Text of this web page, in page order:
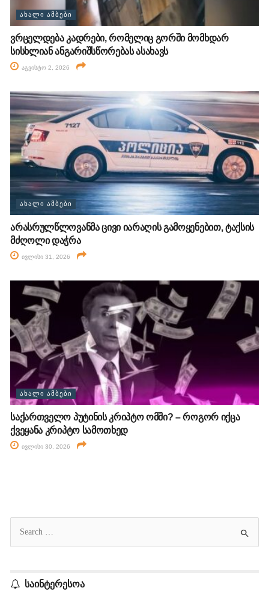
ᲐᲮᲐᲚᲘ ᲐᲛᲑᲔᲑᲘ
ვრცელდება კადრები, რომელიც გორში მომხდარ
სისხლიან ანგარიშსწორებას ასახავს
აგვისტო 2, 2026
ᲐᲮᲐᲚᲘ ᲐᲛᲑᲔᲑᲘ
არასრულწლოვანმა ცივი იარაღის გამოყენებით, ტაქსის
მძღოლი დაჭრა
ივლისი 31, 2026
ᲐᲮᲐᲚᲘ ᲐᲛᲑᲔᲑᲘ
საქართველო პუტინის კრიპტო ომში? – როგორ იქცა
ქვეყანა კრიპტო სამოთხედ
ივლისი 30, 2026
საინტერესოა